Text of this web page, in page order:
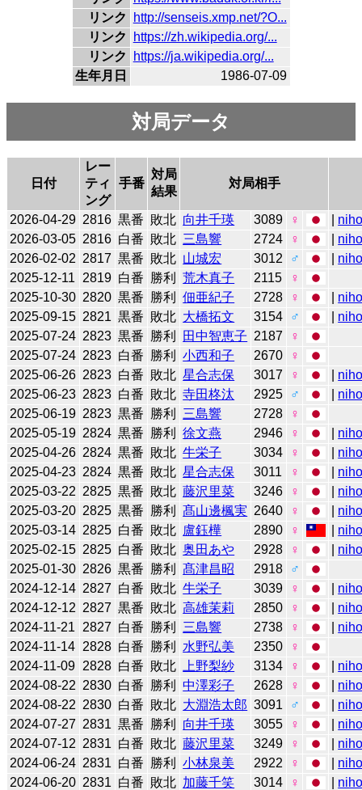
リンク
http://senseis.xmp.net/?O...
リンク
https://zh.wikipedia.org/...
リンク
https://ja.wikipedia.org/...
生年月日
1986-07-09
対局データ
日付
レー
ティ
ング
手番
対局
結果
対局相手
2026-04-29 2816 黒番 敗北 向井千瑛 3089 ♀
2026-03-05 2816 白番 敗北 三島響 2724 ♀
2026-02-02 2817 黒番 敗北 山城宏 3012 ♂
2025-12-11
2819 白番 勝利 荒木真子 2115
♀
2025-10-30 2820 黒番 勝利 佃亜紀子 2728 ♀
2025-09-15 2821 黒番 敗北 大橋拓文 3154 ♂
2025-07-24 2823 黒番 勝利 田中智恵子 2187
♀
2025-07-24 2823 白番 勝利 小西和子 2670
♀
2025-06-26 2823 白番 敗北 星合志保 3017 ♀
2025-06-23 2823 白番 敗北 寺田柊汰 2925 ♂
2025-06-19 2823 黒番 勝利 三島響 2728
♀
2025-05-19 2824 黒番 勝利 徐文燕 2946 ♀
2025-04-26 2824 黒番 敗北 牛栄子 3034 ♀
2025-04-23 2824 黒番 敗北 星合志保 3011 ♀
2025-03-22 2825 黒番 敗北 藤沢里菜 3246 ♀
2025-03-20 2825 黒番 勝利 髙山邊楓実 2640 ♀
2025-03-14 2825 白番 敗北 盧鈺樺 2890 ♀
2025-02-15 2825 白番 敗北 奥田あや 2928 ♀
2025-01-30 2826 黒番 勝利 髙津昌昭 2918
♂
2024-12-14 2827 白番 敗北 牛栄子 3039 ♀
2024-12-12 2827 黒番 敗北 高雄茉莉 2850 ♀
2024-11-21
2827 白番 勝利 三島響 2738 ♀
2024-11-14 2828 白番 勝利 水野弘美 2350
♀
2024-11-09 2828 白番 敗北 上野梨紗 3134 ♀
2024-08-22 2830 白番 勝利 中澤彩子 2628 ♀
2024-08-22 2830 白番 敗北 大淵浩太郎 3091 ♂
2024-07-27 2831 黒番 勝利 向井千瑛 3055 ♀
2024-07-12 2831 白番 敗北 藤沢里菜 3249 ♀
2024-06-24 2831 白番 勝利 小林泉美 2922 ♀
2024-06-20 2831 白番 敗北 加藤千笑 3014 ♀